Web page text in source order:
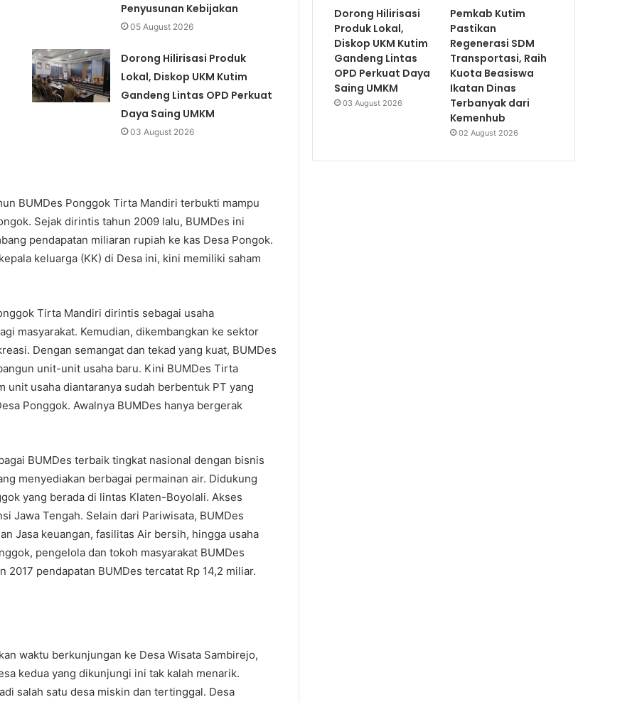
Penyusunan Kebijakan
05 August 2026
Dorong Hilirisasi Produk
Lokal, Diskop UKM Kutim
Gandeng Lintas OPD Perkuat
Daya Saing UMKM
03 August 2026
BUMDes Ponggok Tirta Mandiri terbukti mampu
Sejak dirintis tahun 2009 lalu, BUMDes ini
pendapatan miliaran rupiah ke kas Desa Pongok.
keluarga (KK) di Desa ini, kini memiliki saham
Tirta Mandiri dirintis sebagai usaha
masyarakat. Kemudian, dikembangkan ke sektor
Dengan semangat dan tekad yang kuat, BUMDes
unit-unit usaha baru. Kini BUMDes Tirta
unit usaha diantaranya sudah berbentuk PT yang
Ponggok. Awalnya BUMDes hanya bergerak
BUMDes terbaik tingkat nasional dengan bisnis
menyediakan berbagai permainan air. Didukung
yang berada di lintas Klaten-Boyolali. Akses
Jawa Tengah. Selain dari Pariwisata, BUMDes
Jasa keuangan, fasilitas Air bersih, hingga usaha
pengelola dan tokoh masyarakat BUMDes
pendapatan BUMDes tercatat Rp 14,2 miliar.
waktu berkunjungan ke Desa Wisata Sambirejo,
kedua yang dikunjungi ini tak kalah menarik.
salah satu desa miskin dan tertinggal. Desa
Dorong Hilirisasi
Produk Lokal,
Diskop UKM Kutim
Gandeng Lintas
OPD Perkuat Daya
Saing UMKM
03 August 2026
Pemkab Kutim
Pastikan
Regenerasi SDM
Transportasi, Raih
Kuota Beasiswa
Ikatan Dinas
Terbanyak dari
Kemenhub
02 August 2026